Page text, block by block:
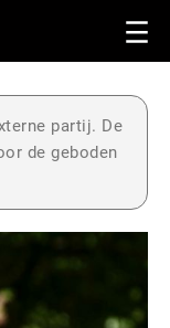
partij. De
de geboden